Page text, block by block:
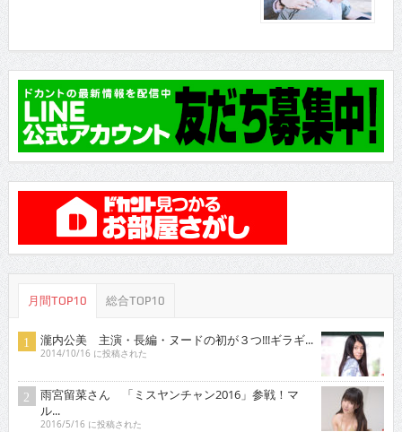
月間TOP10 総合TOP10
瀧内公美 主演・長編・ヌードの初が３つ!!!ギラギ...
2014/10/16 に投稿された
雨宮留菜さん 「ミスヤンチャン2016」参戦！マ
ル...
2016/5/16 に投稿された